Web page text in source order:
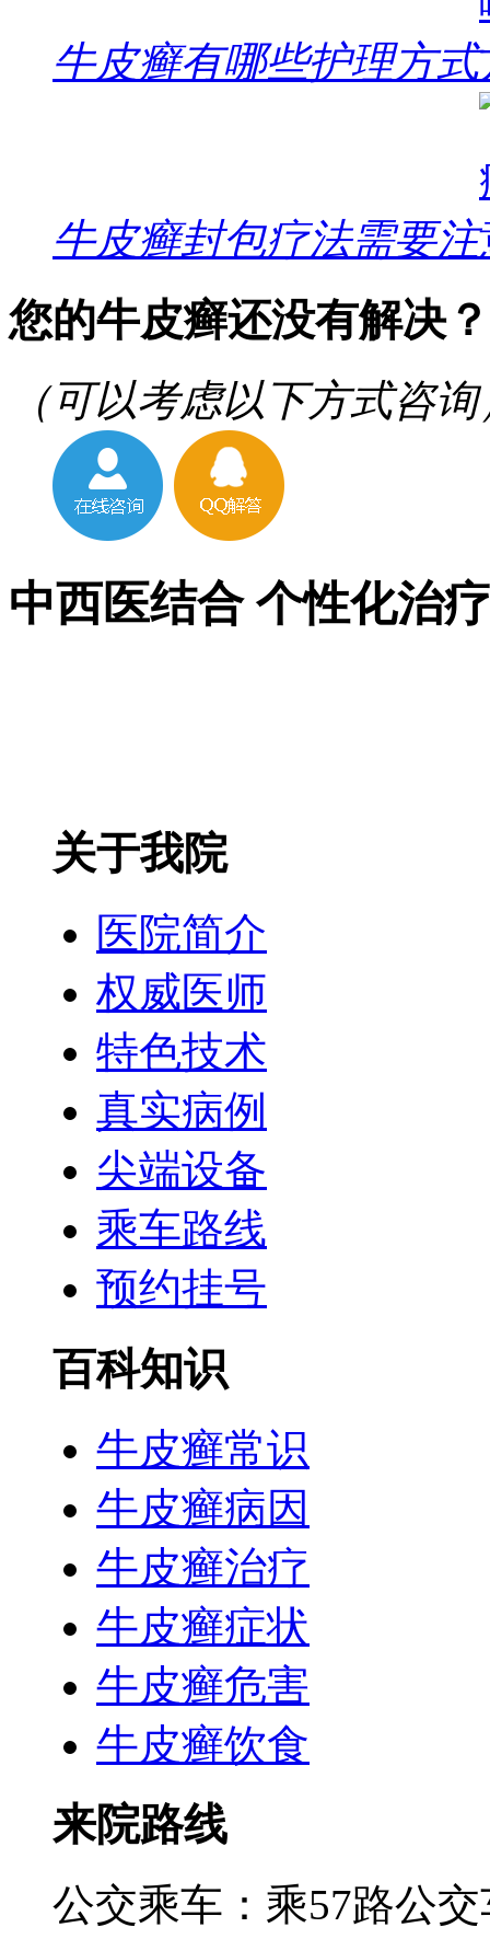
牛皮癣有哪些护理方式
牛皮癣封包疗法需要注
您的牛皮癣还没有解决？
（可以考虑以下方式咨询
中西医结合 个性化治
关于我院
医院简介
权威医师
特色技术
真实病例
尖端设备
乘车路线
预约挂号
百科知识
牛皮癣常识
牛皮癣病因
牛皮癣治疗
牛皮癣症状
牛皮癣危害
牛皮癣饮食
来院路线
公交乘车：乘57路公